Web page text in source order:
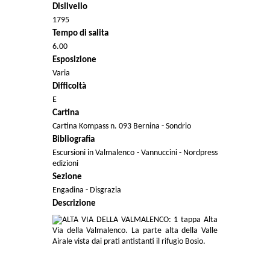
Dislivello
1795
Tempo di salita
6.00
Esposizione
Varia
Difficoltà
E
Cartina
Cartina Kompass n. 093 Bernina - Sondrio
Bibliografia
Escursioni in Valmalenco - Vannuccini - Nordpress
edizioni
Sezione
Engadina - Disgrazia
Descrizione